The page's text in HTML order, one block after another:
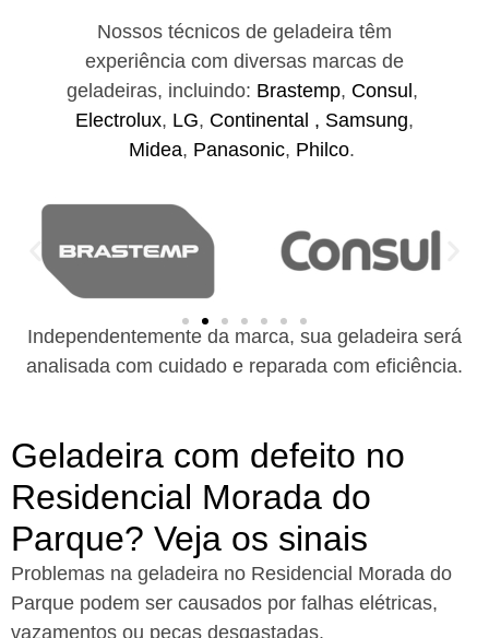
Nossos técnicos de geladeira têm
experiência com diversas marcas de
geladeiras, incluindo: Brastemp, Consul ,
Electrolux, LG, Continental , Samsung,
Midea, Panasonic, Philco.
Independentemente da marca, sua geladeira será
analisada com cuidado e reparada com eficiência.
Geladeira com defeito no
Residencial Morada do
Parque? Veja os sinais
Problemas na geladeira no Residencial Morada do
Parque podem ser causados por falhas elétricas,
vazamentos ou peças desgastadas.